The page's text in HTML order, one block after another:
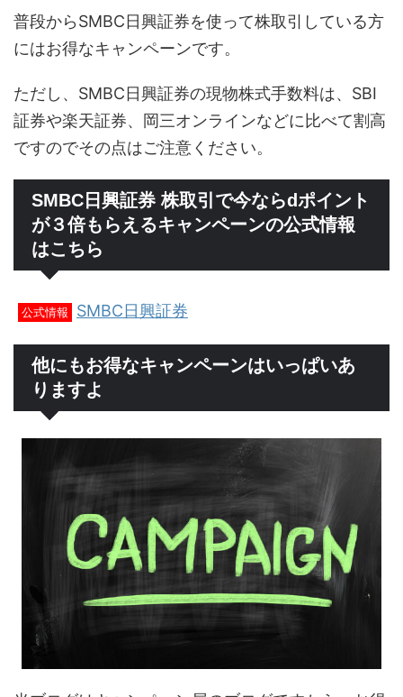
普段からSMBC日興証券を使って株取引している方
にはお得なキャンペーンです。
ただし、SMBC日興証券の現物株式手数料は、SBI
証券や楽天証券、岡三オンラインなどに比べて割高
ですのでその点はご注意ください。
SMBC日興証券 株取引で今ならdポイント
が３倍もらえるキャンペーンの公式情報
はこちら
公式情報 SMBC日興証券
他にもお得なキャンペーンはいっぱいあ
りますよ